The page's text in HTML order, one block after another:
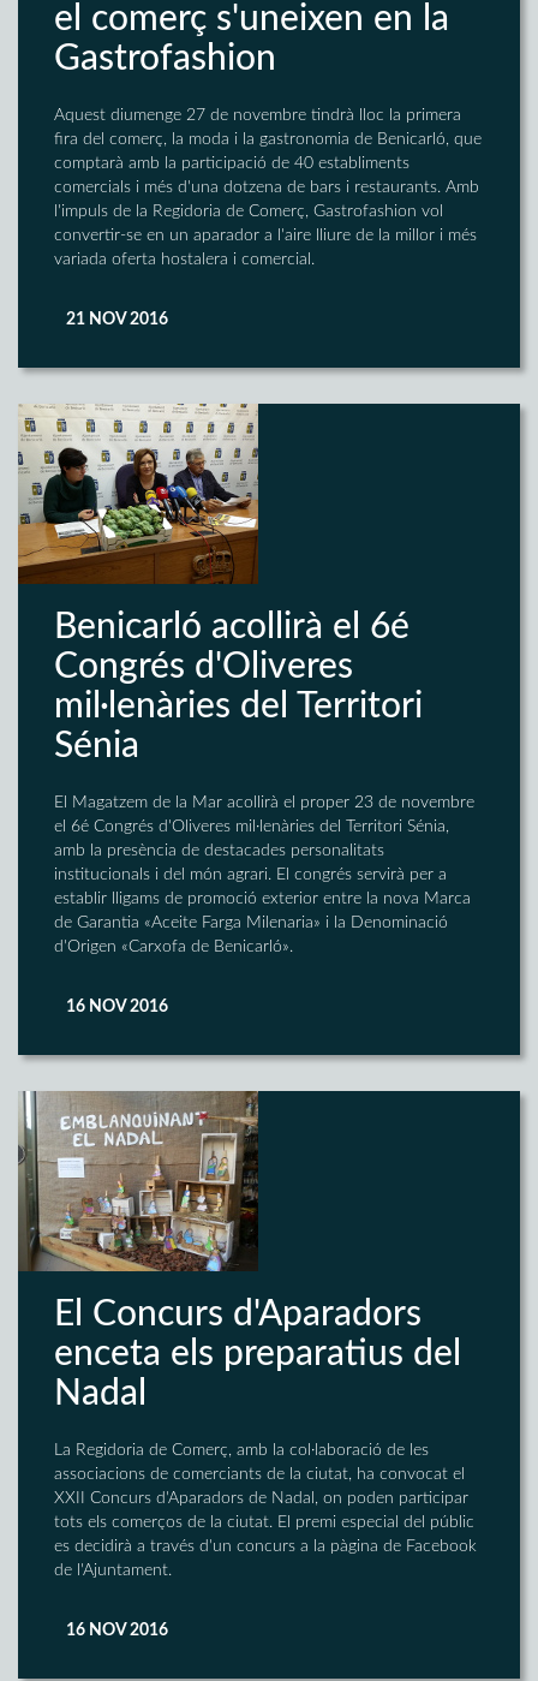
el comerç s'uneixen en la
Gastrofashion
Aquest diumenge 27 de novembre tindrà lloc la primera
fira del comerç, la moda i la gastronomia de Benicarló, que
comptarà amb la participació de 40 establiments
comercials i més d'una dotzena de bars i restaurants. Amb
l'impuls de la Regidoria de Comerç, Gastrofashion vol
convertir-se en un aparador a l'aire lliure de la millor i més
variada oferta hostalera i comercial.
21 NOV 2016
Benicarló acollirà el 6é
Congrés d'Oliveres
mil·lenàries del Territori
Sénia
El Magatzem de la Mar acollirà el proper 23 de novembre
el 6é Congrés d'Oliveres mil·lenàries del Territori Sénia,
amb la presència de destacades personalitats
institucionals i del món agrari. El congrés servirà per a
establir lligams de promoció exterior entre la nova Marca
de Garantia «Aceite Farga Milenaria» i la Denominació
d'Origen «Carxofa de Benicarló».
16 NOV 2016
El Concurs d'Aparadors
enceta els preparatius del
Nadal
La Regidoria de Comerç, amb la col·laboració de les
associacions de comerciants de la ciutat, ha convocat el
XXII Concurs d'Aparadors de Nadal, on poden participar
tots els comerços de la ciutat. El premi especial del públic
es decidirà a través d'un concurs a la pàgina de Facebook
de l'Ajuntament.
16 NOV 2016